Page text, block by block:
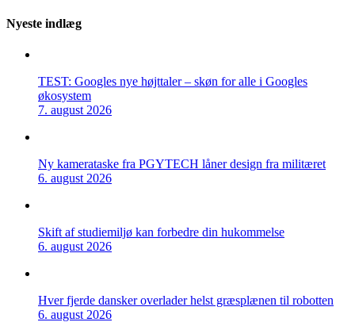
Nyeste indlæg
TEST: Googles nye højttaler – skøn for alle i Googles
økosystem
7. august 2026
Ny kamerataske fra PGYTECH låner design fra militæret
6. august 2026
Skift af studiemiljø kan forbedre din hukommelse
6. august 2026
Hver fjerde dansker overlader helst græsplænen til robotten
6. august 2026